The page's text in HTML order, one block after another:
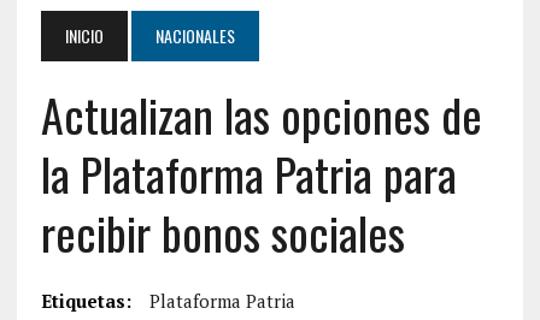
INICIO NACIONALES
Actualizan las opciones de
la Plataforma Patria para
recibir bonos sociales
Etiquetas: Plataforma Patria